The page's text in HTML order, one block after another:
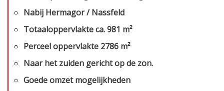
Nabij Hermagor / Nassfeld
Totaaloppervlakte ca. 981 m²
Perceel oppervlakte 2786 m²
Naar het zuiden gericht op de zon.
Goede omzet mogelijkheden